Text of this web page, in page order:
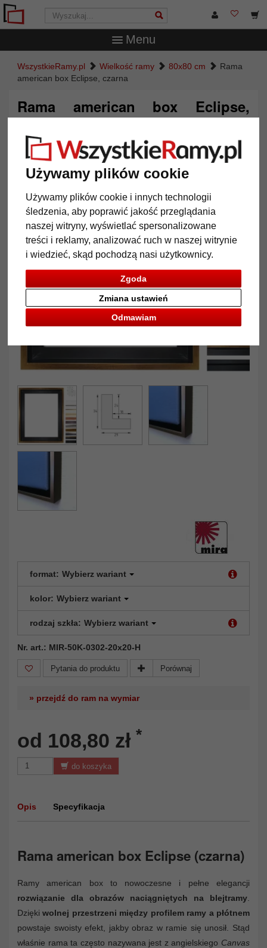
Używamy plików cookie
Używamy plików cookie i innych technologii
śledzenia, aby poprawić jakość przeglądania
naszej witryny, wyświetlać spersonalizowane
treści i reklamy, analizować ruch w naszej witrynie
i wiedzieć, skąd pochodzą nasi użytkownicy.
Zgoda
Odmawiam
Zmiana ustawień
Menu
WszystkieRamy.pl Wielkość ramy 80x80 cm
Rama
american box Eclipse, czarna
Rama american box Eclipse,
czarna
format: Wybierz wariant
kolor: Wybierz wariant
rodzaj szkła: Wybierz wariant
Nr. art.: MIR-50K-0302-20x20-H
Pytania do produktu Porównaj
» przejdź do ram na wymiar
od 108,80 zł *
do koszyka
Opis Specyfikacja
Rama american box Eclipse (czarna)
Ramy american box to nowoczesne i pełne elegancji
rozwiązanie dla obrazów naciągniętych na blejtramy
Dziękiwolnej przestrzeni między profilem ramy a płótnem
powstaje swoisty efekt, jakby obraz w ramie się unosił. Stąd
właśnie rama ta często nazywana jest z angielskiego Canvas